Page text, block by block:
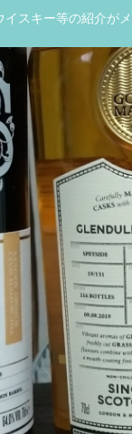
イスキー等の紹介が